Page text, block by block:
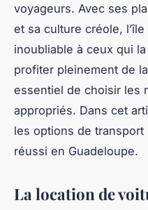
voyageurs. Avec ses
et sa culture créole,
inoubliable à ceux qui
profiter pleinement de
essentiel de choisir les
appropriés. Dans cet
les options de
réussi en Guadeloupe.
La location de